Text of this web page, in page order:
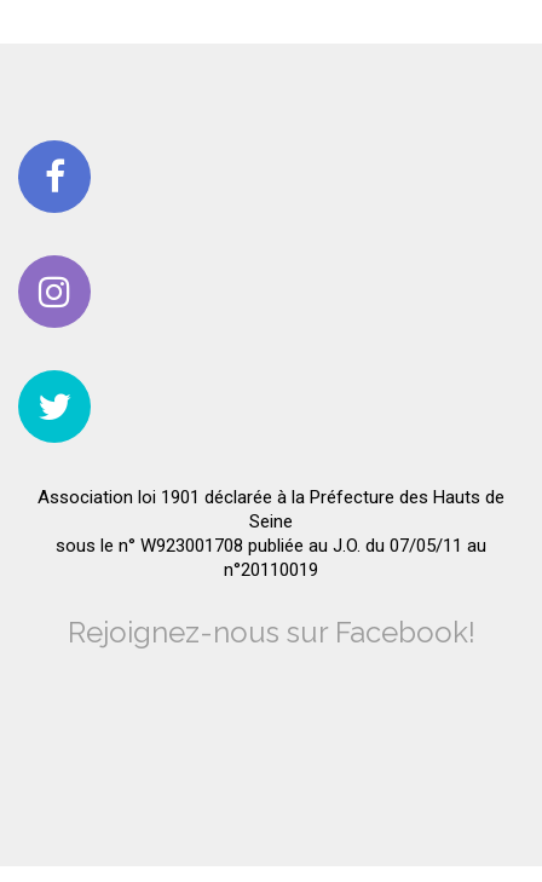
Association loi 1901 déclarée à la Préfecture des Hauts de
Seine
sous le n° W923001708 publiée au J.O. du 07/05/11 au
n°20110019
Rejoignez-nous sur Facebook!